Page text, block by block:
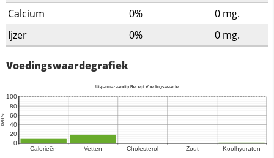
Calcium
0% 0 mg.
Ijzer
0% 0 mg.
Voedingswaardegrafiek